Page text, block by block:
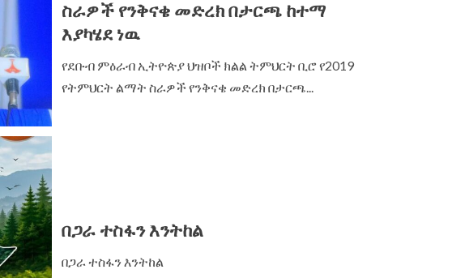
ስራዎች የንቅናቄ መድረክ በታርጫ ከተማ
እያካሄደ ነዉ
የደቡብ ምዕራብ ኢትዮጵያ ህዝቦች ክልል ትምህርት ቢሮ የ2019
የትምህርት ልማት ስራዎች የንቅናቄ መድረክ በታርጫ...
በጋራ ተስፋን እንትከል
በጋራ ተስፋን እንትከል